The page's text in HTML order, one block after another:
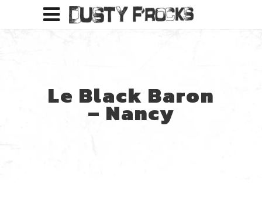
Le Black Baron
– Nancy